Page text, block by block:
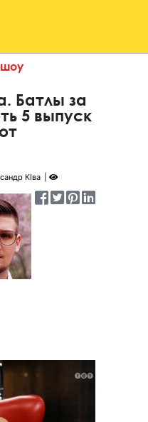
Батлы за
5 выпуск
КІва